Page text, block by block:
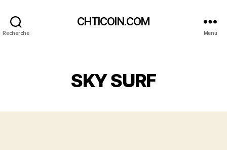
Recherche
CHTICOIN.COM
Menu
SKY SURF